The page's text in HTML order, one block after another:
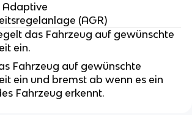
Adaptive
(AGR)
das Fahrzeug auf gewünschte
ein.
Fahrzeug auf gewünschte
ein und bremst ab wenn es ein
Fahrzeug erkennt.